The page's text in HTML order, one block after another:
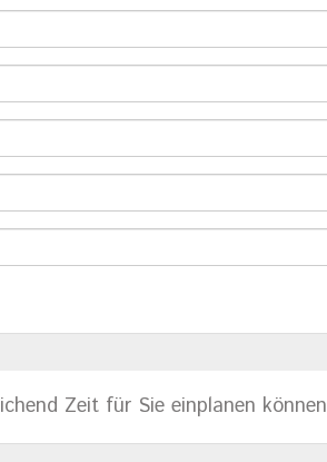
Zeit für Sie einplanen können